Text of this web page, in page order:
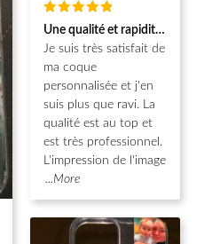
Note5
sur 5
Une qualité et rapidité au top!
Je suis très satisfait de
ma coque
personnalisée et j'en
suis plus que ravi. La
qualité est au top et
est très professionnel.
L'impression de l'image
...More